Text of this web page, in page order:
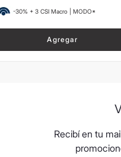
-30% + 3 CSI Macro | MODO*
Agregar
Recibí en tu